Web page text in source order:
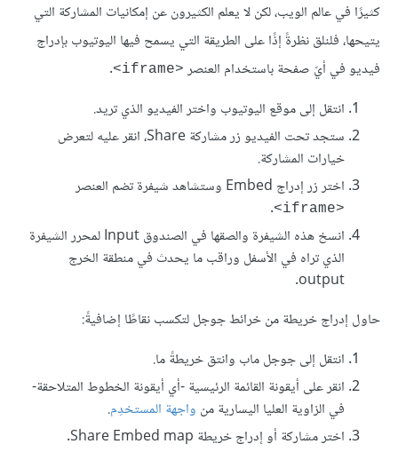
كثيرًا في عالم الويب، لكن لا يعلم الكثيرون عن إمكانيات المشاركة التي
يتيحها، فلنلق نظرةً إذًا على الطريقة التي يسمح فيها اليوتيوب بإدراج
فيديو في أيّ صفحة باستخدام العنصر <iframe>
.
انتقل إلى موقع اليوتيوب واختر الفيديو الذي تريد.
ستجد تحت الفيديو زر مشاركة Share، انقر عليه لتعرض
خيارات المشاركة.
اختر زر إدراج Embed وستشاهد شيفرة تضم العنصر
<iframe>
.
انسخ هذه الشيفرة والصقها في الصندوق Input لمحرر الشيفرة
الذي تراه في الأسفل وراقب ما يحدث في منطقة الخرج
output.
حاول إدراج خريطة من خرائط جوجل لتكسب نقاطًا إضافيةً:
انتقل إلى جوجل ماب وانتق خريطةً ما.
انقر على أيقونة القائمة الرئيسية -أي أيقونة الخطوط المتلاحقة-
في الزاوية العليا اليسارية من واجهة المستخدِم.
اختر مشاركة أو إدراج خريطة Share Embed map.